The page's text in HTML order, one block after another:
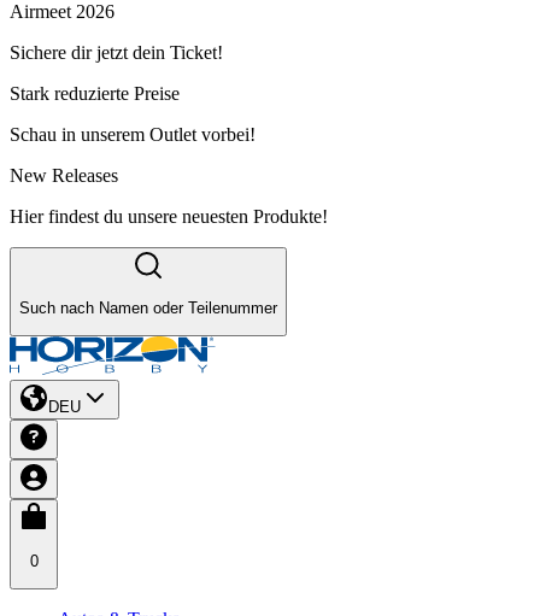
Airmeet 2026
Sichere dir jetzt dein Ticket!
Stark reduzierte Preise
Schau in unserem Outlet vorbei!
New Releases
Hier findest du unsere neuesten Produkte!
Such nach Namen oder Teilenummer
DEU
0